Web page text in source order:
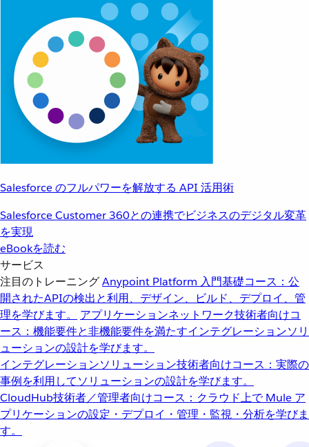
Salesforce のフルパワーを解放する API 活用術
Salesforce Customer 360との連携でビジネスのデジタル変革
を実現
eBookを読む
サービス
注目のトレーニングAnypoint Platform 入門基礎コース：公
開されたAPIの検出と利用、デザイン、ビルド、デプロイ、管
理を学びます。
アプリケーションネットワーク技術者向けコ
ース：機能要件と非機能要件を満たすインテグレーションソリ
ューションの設計を学びます。
インテグレーションソリューション技術者向けコース：実際の
事例を利用してソリューションの設計を学びます。
CloudHub技術者／管理者向けコース：クラウド上で Mule ア
プリケーションの設定・デプロイ・管理・監視・分析を学びま
す。